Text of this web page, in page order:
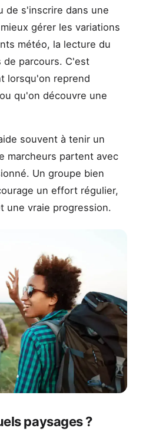
de s'inscrire dans une
gérer les variations
météo, la lecture du
parcours. C'est
lorsqu'on reprend
qu'on découvre une
souvent à tenir un
marcheurs partent avec
Un groupe bien
un effort régulier,
une vraie progression.
paysages ?